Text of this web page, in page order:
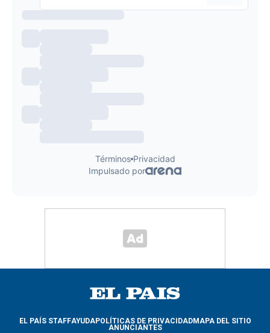
EL PAÍS STAFFAYUDAPOLÍTICAS DE PRIVACIDADMAPA DEL SITIO
ANUNCIANTES